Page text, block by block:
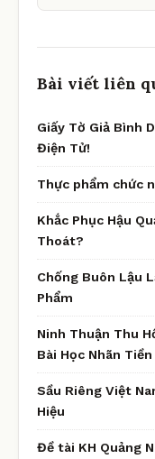
Bài viết liên
Giấy Tờ Giả Bình
Điện Tử!
Thực phẩm chức
Khắc Phục Hậu
Thoát?
Chống Buôn Lậu
Phẩm
Ninh Thuận Thu
Bài Học Nhãn
Sầu Riêng Việt
Hiệu
Đề tài KH Quảng